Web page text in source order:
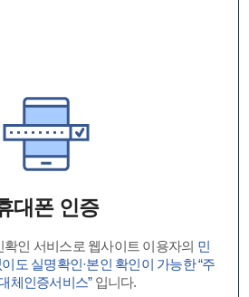
대폰 인증
인 서비스로 웹사이트 이용자의 민
도 실명확인·본인 확인이 가능한 “주
체인증서비스”입니다.